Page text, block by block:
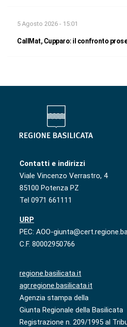
5 Agosto 2026 - 15:01
CallMat, Cupparo: il confronto
Contatti e indirizzi
Viale Vincenzo Verrastro, 4
85100 Potenza PZ
Tel 0971 661111
URP
PEC: AOO-
C.F. 80002950766
regione.basilicata.it
agr.regione.basilicata.it
Agenzia stampa della
Giunta Regionale della Basilicata
Registrazione n. 209/1995 al